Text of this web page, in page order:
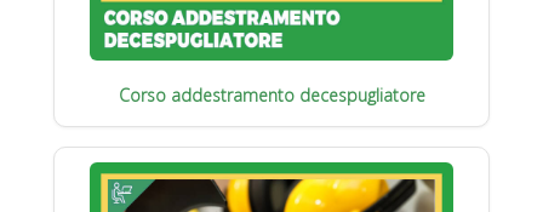
Corso addestramento decespugliatore